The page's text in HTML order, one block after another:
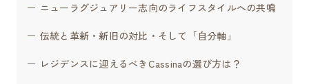
ニューラグジュアリー志向のライフスタイルへの共鳴
伝統と革新・新旧の対比・そして「自分軸」
レジデンスに迎えるべきCassinaの選び方は？